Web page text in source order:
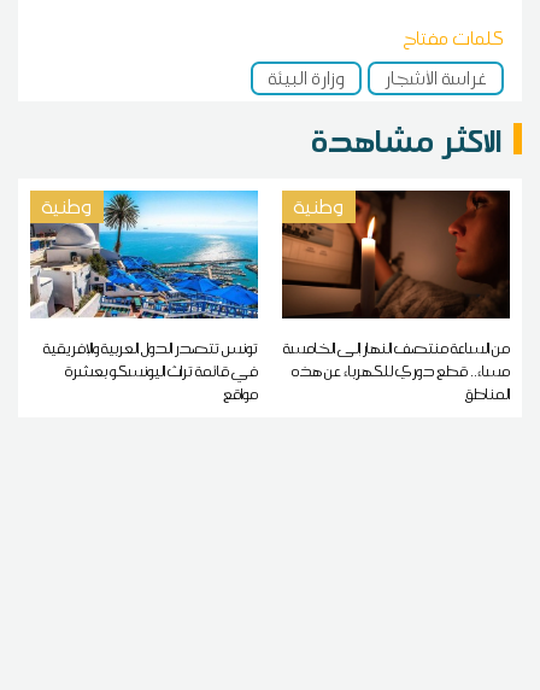
كلمات مفتاح
غراسة الأشجار
وزارة البيئة
الاكثر مشاهدة
وطنية
من الساعة منتصف النهار إلى الخامسة
مساء.. قطع دوري للكهرباء عن هذه
المناطق
وطنية
تونس تتصدر الدول العربية والإفريقية
في قائمة تراث اليونسكو بعشرة
مواقع